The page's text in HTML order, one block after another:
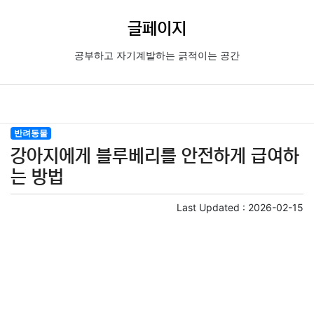
글페이지
공부하고 자기계발하는 긁적이는 공간
반려동물
강아지에게 블루베리를 안전하게 급여하
는 방법
Last Updated : 2026-02-15